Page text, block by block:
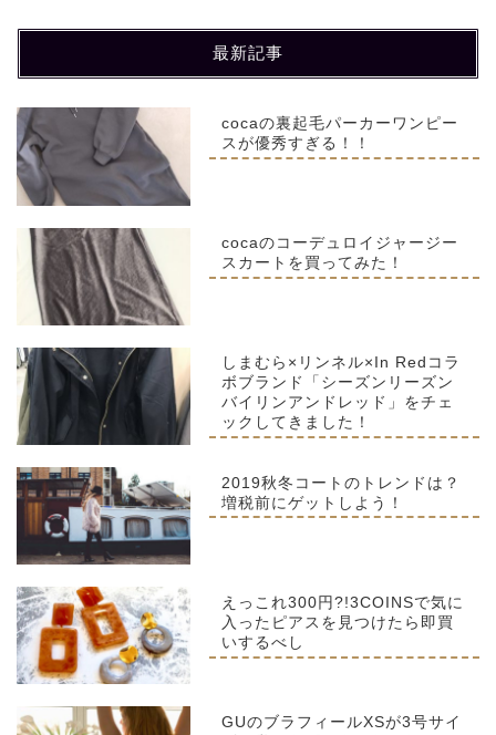
最新記事
cocaの裏起毛パーカーワンピー
スが優秀すぎる！！
cocaのコーデュロイジャージー
スカートを買ってみた！
しまむら×リンネル×In Redコラ
ボブランド「シーズンリーズン
バイリンアンドレッド」をチェ
ックしてきました！
2019秋冬コートのトレンドは？
増税前にゲットしよう！
えっこれ300円?!3COINSで気に
入ったピアスを見つけたら即買
いするべし
GUのブラフィールXSが3号サイ